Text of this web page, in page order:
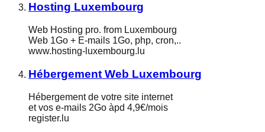
Hosting Luxembourg
Web Hosting pro. from Luxembourg
Web 1Go + E-mails 1Go, php, cron,..
www.hosting-luxembourg.lu
Hébergement Web Luxembourg
Hébergement de votre site internet
et vos e-mails 2Go àpd 4,9€/mois
register.lu